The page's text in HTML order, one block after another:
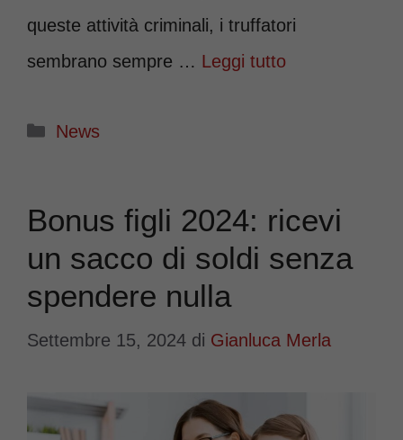
queste attività criminali, i truffatori
sembrano sempre … Leggi tutto
Categorie
News
Bonus figli 2024: ricevi
un sacco di soldi senza
spendere nulla
Settembre 15, 2024 di Gianluca Merla